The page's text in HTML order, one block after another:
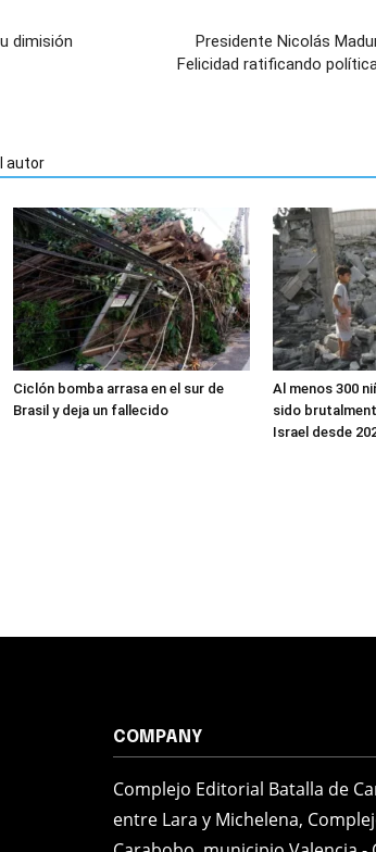
dimisión
Presidente Nicolás
Felicidad ratificando
autor
Ciclón bomba arrasa en el sur de
Brasil y deja un fallecido
Al menos 300
sido
Israel desde
COMPANY
Complejo Editorial Batalla de
entre Lara y Michelena,